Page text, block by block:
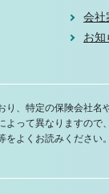
会社
お知
、特定の保険会社
って異なりますの
よくお読みくださ